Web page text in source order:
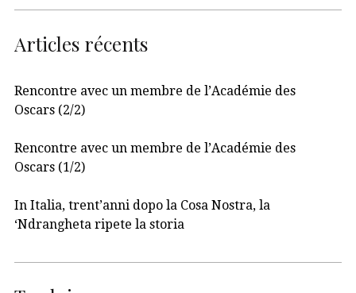
Articles récents
Rencontre avec un membre de l’Académie des
Oscars (2/2)
Rencontre avec un membre de l’Académie des
Oscars (1/2)
In Italia, trent’anni dopo la Cosa Nostra, la
‘Ndrangheta ripete la storia